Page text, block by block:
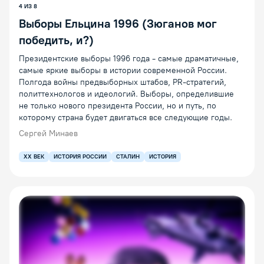
4 ИЗ 8
Выборы Ельцина 1996 (Зюганов мог
победить, и?)
Президентские выборы 1996 года - самые драматичные,
самые яркие выборы в истории современной России.
Полгода войны предвыборных штабов, PR-стратегий,
политтехнологов и идеологий. Выборы, определившие
не только нового президента России, но и путь, по
которому страна будет двигаться все следующие годы.
Сергей Минаев
XX ВЕК ИСТОРИЯ РОССИИ СТАЛИН ИСТОРИЯ